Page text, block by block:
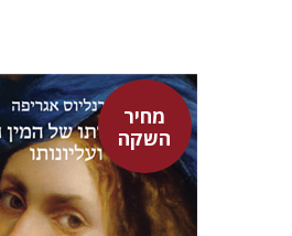
מחיר
השקה
היינריך קורנליוס אגריפה
אבנר בן-זקן
נתן רון